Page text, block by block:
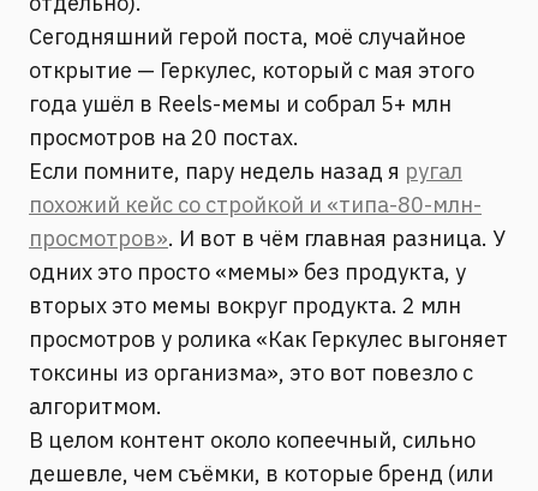
Сегодняшний герой поста, моё случайное
открытие — Геркулес, который с мая этого
года ушёл в Reels-мемы и собрал 5+ млн
просмотров на 20 постах.
Если помните, пару недель назад я ругал
похожий кейс со стройкой и «типа-80-млн-
просмотров». И вот в чём главная разница. У
одних это просто «мемы» без продукта, у
вторых это мемы вокруг продукта. 2 млн
просмотров у ролика «Как Геркулес выгоняет
токсины из организма», это вот повезло с
алгоритмом.
В целом контент около копеечный, сильно
дешевле, чем съёмки, в которые бренд (или